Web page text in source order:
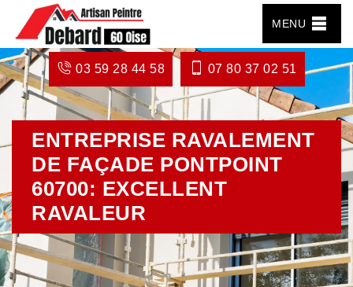
MENU
03 59 28 44 58 07 80 37 02 51
ENTREPRISE RAVALEMENT
DE FAÇADE PONTPOINT
60700: EXCELLENT
RAVALEUR